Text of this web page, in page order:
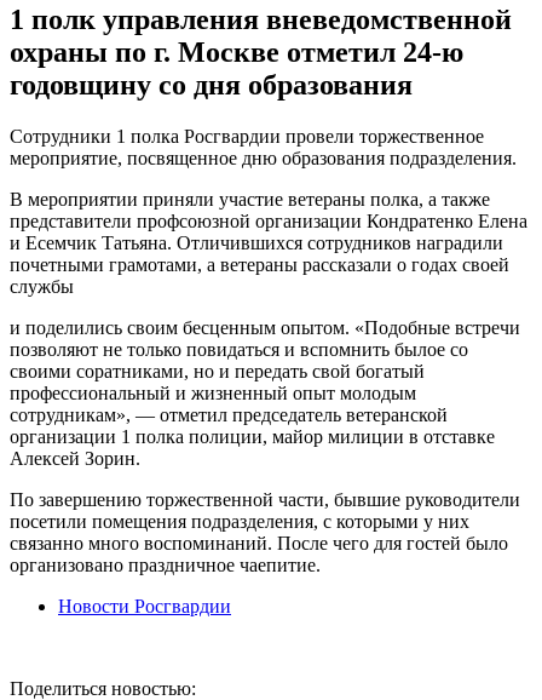
1 полк управления вневедомственной
охраны по г. Москве отметил 24-ю
годовщину со дня образования
Сотрудники 1 полка Росгвардии провели торжественное
мероприятие, посвященное дню образования подразделения.
В мероприятии приняли участие ветераны полка, а также
представители профсоюзной организации Кондратенко Елена
и Есемчик Татьяна. Отличившихся сотрудников наградили
почетными грамотами, а ветераны рассказали о годах своей
службы
и поделились своим бесценным опытом. «Подобные встречи
позволяют не только повидаться и вспомнить былое со
своими соратниками, но и передать свой богатый
профессиональный и жизненный опыт молодым
сотрудникам», — отметил председатель ветеранской
организации 1 полка полиции, майор милиции в отставке
Алексей Зорин.
По завершению торжественной части, бывшие руководители
посетили помещения подразделения, с которыми у них
связанно много воспоминаний. После чего для гостей было
организовано праздничное чаепитие.
Новости Росгвардии
Поделиться новостью: